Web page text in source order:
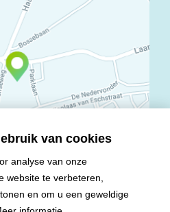
van cookies
analyse van onze
website te verbeteren,
en om u een geweldige
Sweet Creations BV